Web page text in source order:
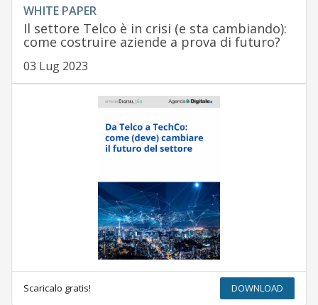
WHITE PAPER
Il settore Telco è in crisi (e sta cambiando):
come costruire aziende a prova di futuro?
03 Lug 2023
Scaricalo gratis! DOWNLOAD